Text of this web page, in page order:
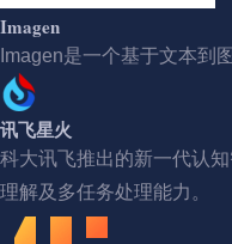
Imagen
Imagen是一个基于文本到
讯飞星火
科大讯飞推出的新一代认
理解及多任务处理能力。